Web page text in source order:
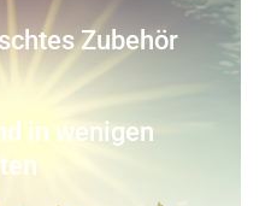
Zubehör
in wenigen